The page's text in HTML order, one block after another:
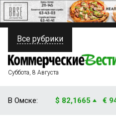
ПОЛИТИКА
ФИНАНСЫ
Все рубрики
Суббота, 8 Августа
В Омске: $ 82,1665 €